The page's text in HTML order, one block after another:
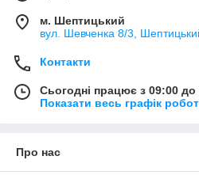
м. Шептицький
вул. Шевченка 8/3,
Контакти
Сьогодні працює з 09:00 до
Показати весь графік
Про нас